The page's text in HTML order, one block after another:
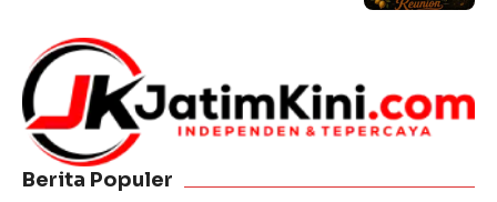
Berita Populer